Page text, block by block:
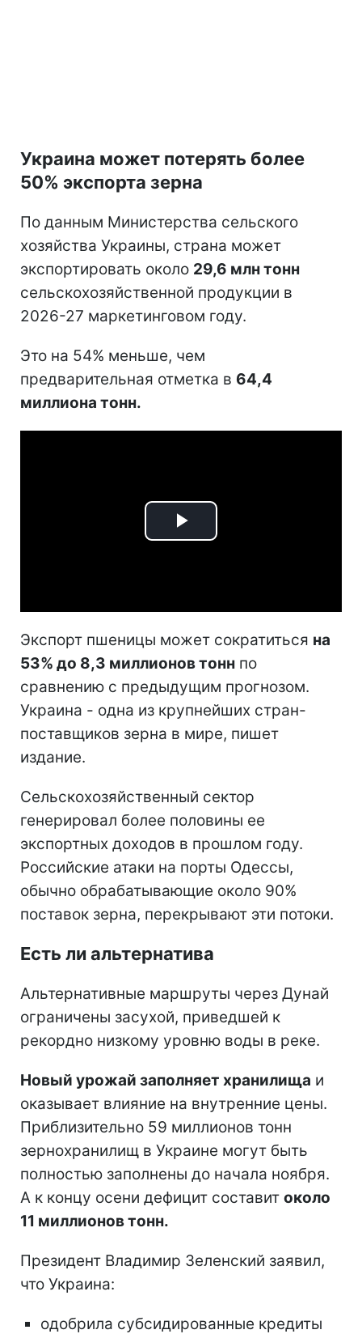
Украина может потерять более
50% экспорта зерна
По данным Министерства сельского
хозяйства Украины, страна может
экспортировать около 29,6 млн тонн
сельскохозяйственной продукции в
2026-27 маркетинговом году.
Это на 54% меньше, чем
предварительная отметка в 64,4
миллиона тонн.
Play
Экспорт пшеницы может сократиться на
53% до 8,3 миллионов тонн по
сравнению с предыдущим прогнозом.
Украина - одна из крупнейших стран-
поставщиков зерна в мире, пишет
издание.
Сельскохозяйственный сектор
генерировал более половины ее
экспортных доходов в прошлом году.
Российские атаки на порты Одессы,
обычно обрабатывающие около 90%
поставок зерна, перекрывают эти потоки.
Есть ли альтернатива
Альтернативные маршруты через Дунай
ограничены засухой, приведшей к
рекордно низкому уровню воды в реке.
Новый урожай заполняет хранилища и
оказывает влияние на внутренние цены.
Приблизительно 59 миллионов тонн
зернохранилищ в Украине могут быть
полностью заполнены до начала ноября.
А к концу осени дефицит составит около
11 миллионов тонн.
Президент Владимир Зеленский заявил,
что Украина:
одобрила субсидированные кредиты